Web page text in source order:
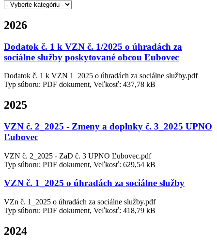
2026
Dodatok č. 1 k VZN č. 1/2025 o úhradách za
sociálne služby poskytované obcou Ľubovec
Dodatok č. 1 k VZN 1_2025 o úhradách za sociálne služby.pdf
Typ súboru: PDF dokument, Veľkosť: 437,78 kB
2025
VZN č. 2_2025 - Zmeny a doplnky č. 3_2025 UPNO
Ľubovec
VZN č. 2_2025 - ZaD č. 3 UPNO Ľubovec.pdf
Typ súboru: PDF dokument, Veľkosť: 629,54 kB
VZN č. 1_2025 o úhradách za sociálne služby
VZn č. 1_2025 o úhradách za sociálne služby.pdf
Typ súboru: PDF dokument, Veľkosť: 418,79 kB
2024